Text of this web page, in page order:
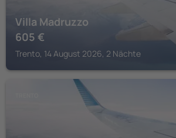
Villa Madruzzo
605 €
Trento, 14 August 2026, 2 Nächte